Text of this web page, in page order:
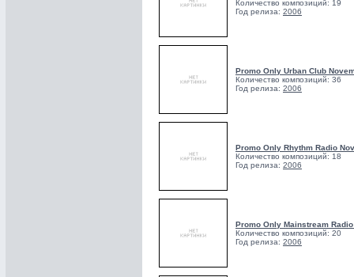
Количество композиций: 19
Год релиза: 2006
Promo Only Urban Club
Количество композиций: 36
Год релиза: 2006
Promo Only Rhythm Radio
Количество композиций: 18
Год релиза: 2006
Promo Only Mainstream
Количество композиций: 20
Год релиза: 2006